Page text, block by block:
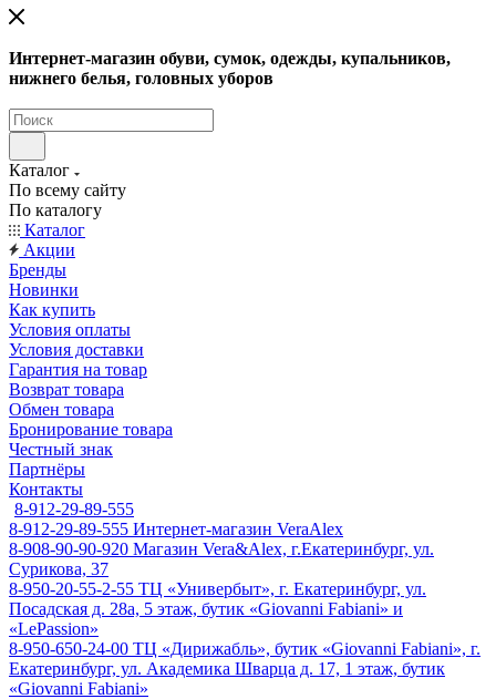
Интернет-магазин обуви, сумок, одежды, купальников,
нижнего белья, головных уборов
Каталог
По всему сайту
По каталогу
Каталог
Акции
Бренды
Новинки
Как купить
Условия оплаты
Условия доставки
Гарантия на товар
Возврат товара
Обмен товара
Бронирование товара
Честный знак
Партнёры
Контакты
8-912-29-89-555
8-912-29-89-555 Интернет-магазин VeraAlex
8-908-90-90-920 Магазин Vera&Alex, г.Екатеринбург, ул.
Сурикова, 37
8-950-20-55-2-55 ТЦ «Универбыт», г. Екатеринбург, ул.
Посадская д. 28а, 5 этаж, бутик «Giovanni Fabiani» и
«LePassion»
8-950-650-24-00 ТЦ «Дирижабль», бутик «Giovanni Fabiani», г.
Екатеринбург, ул. Академика Шварца д. 17, 1 этаж, бутик
«Giovanni Fabiani»